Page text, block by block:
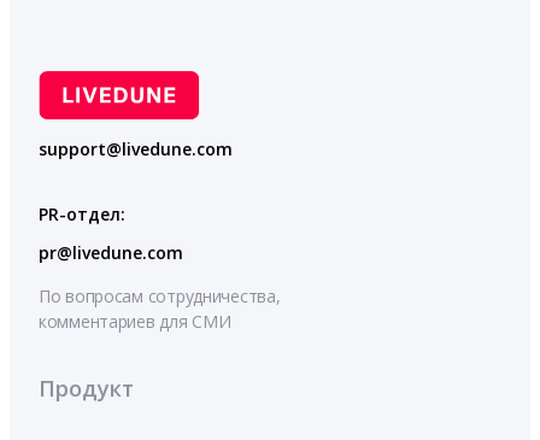
support@livedune.com
PR-отдел:
pr@livedune.com
По вопросам сотрудничества,
комментариев для СМИ
Продукт